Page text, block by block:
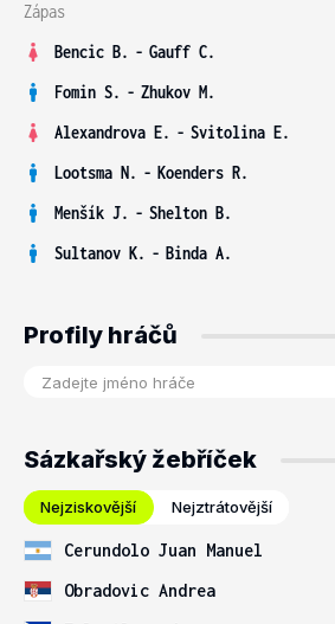
Zápas
Bencic B. - Gauff C.
Fomin S. - Zhukov M.
Alexandrova E. - Svitolina E.
Lootsma N. - Koenders R.
Menšík J. - Shelton B.
Sultanov K. - Binda A.
Profily hráčů
Sázkařský žebříček
Nejziskovější Nejztrátovější
Cerundolo Juan Manuel
Obradovic Andrea